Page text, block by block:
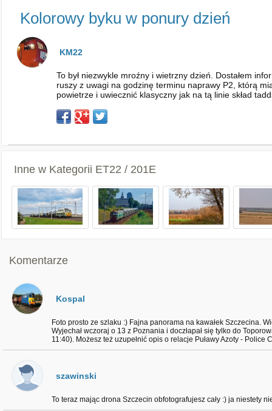
Kolorowy byku w ponury dzień
KM22
To był niezwykle mroźny i wietrzny dzień. Dostałem
ruszy z uwagi na godzinę terminu naprawy P2, którą
powietrze i uwiecznić klasyczny jak na tą linie skład
Inne w Kategorii ET22 / 201E
Komentarze
Kospal
Foto prosto ze szlaku :) Fajna panorama na kawałek Szczecina.
Wyjechał wczoraj o 13 z Poznania i doczłapał się tylko do
11:40). Możesz też uzupełnić opis o relacje Puławy Azoty -
szawinski
To teraz mając drona Szczecin obfotografujesz cały :) ja niestety